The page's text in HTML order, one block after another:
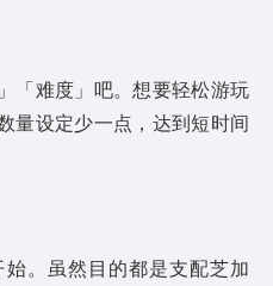
「难度」吧。想要轻松游玩
量设定少一点，达到短时间
。虽然目的都是支配芝加